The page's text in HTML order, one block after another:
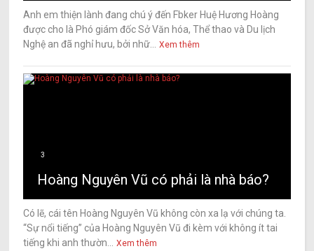
Anh em thiện lành đang chú ý đến Fbker Huệ Hương Hoàng
được cho là Phó giám đốc Sở Văn hóa, Thể thao và Du lịch
Nghệ an đã nghỉ hưu, bởi nhữ...
Xem thêm
3
Hoàng Nguyên Vũ có phải là nhà báo?
Có lẽ, cái tên Hoàng Nguyên Vũ không còn xa lạ với chúng ta.
“Sự nổi tiếng” của Hoàng Nguyên Vũ đi kèm với không ít tai
tiếng khi anh thườn...
Xem thêm